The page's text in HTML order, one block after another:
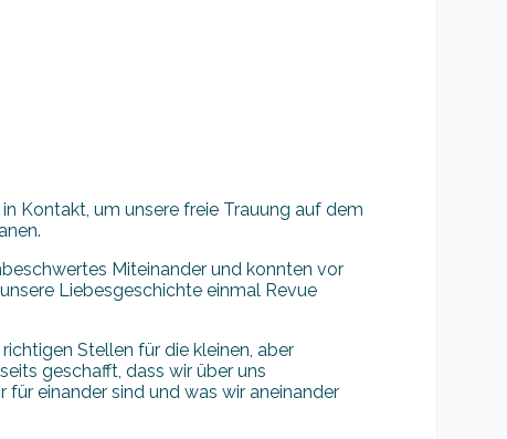
Kontakt, um unsere freie Trauung auf dem
Miteinander und konnten vor
Liebesgeschichte einmal Revue
Stellen für die kleinen, aber
geschafft, dass wir über uns
einander sind und was wir aneinander